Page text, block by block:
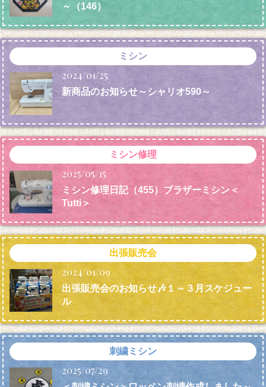
～（146）
ミシン
2024/01/25
新商品のお知らせ～シャリオ590～
ミシン修理
2025/05/15
ミシン修理日記（455）ブラザーミシン＜
Tutti＞
出張販売会
2024/01/09
出張販売会のお知らせ🎶１～３月スケジュー
ル
刺繍ミシン
2025/07/29